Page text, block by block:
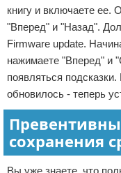
книгу и включаете ее.
"Вперед" и "Назад".
Firmware update.
нажимаете "Вперед" и
появляться
обновилось - теперь
сохранения
Вы уже знаете, что